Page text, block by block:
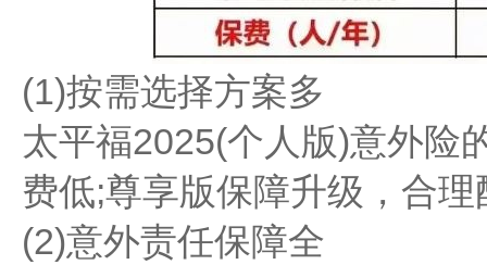
(1)按需选择方案多
太平福2025(个人版)意外险
费低;尊享版保障升级，合理
(2)意外责任保障全